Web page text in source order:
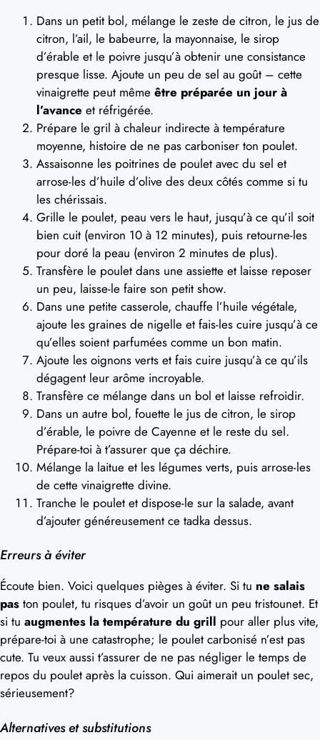
Dans un petit bol, mélange le zeste de citron, le jus de
citron, l’ail, le babeurre, la mayonnaise, le sirop
d’érable et le poivre jusqu’à obtenir une consistance
presque lisse. Ajoute un peu de sel au goût – cette
vinaigrette peut même être préparée un jour à
l’avance et réfrigérée.
Prépare le gril à chaleur indirecte à température
moyenne, histoire de ne pas carboniser ton poulet.
Assaisonne les poitrines de poulet avec du sel et
arrose-les d’huile d’olive des deux côtés comme si tu
les chérissais.
Grille le poulet, peau vers le haut, jusqu’à ce qu’il soit
bien cuit (environ 10 à 12 minutes), puis retourne-les
pour doré la peau (environ 2 minutes de plus).
Transfère le poulet dans une assiette et laisse reposer
un peu, laisse-le faire son petit show.
Dans une petite casserole, chauffe l’huile végétale,
ajoute les graines de nigelle et fais-les cuire jusqu’à ce
qu’elles soient parfumées comme un bon matin.
Ajoute les oignons verts et fais cuire jusqu’à ce qu’ils
dégagent leur arôme incroyable.
Transfère ce mélange dans un bol et laisse refroidir.
Dans un autre bol, fouette le jus de citron, le sirop
d’érable, le poivre de Cayenne et le reste du sel.
Prépare-toi à t’assurer que ça déchire.
Mélange la laitue et les légumes verts, puis arrose-les
de cette vinaigrette divine.
Tranche le poulet et dispose-le sur la salade, avant
d’ajouter généreusement ce tadka dessus.
Erreurs à éviter
Écoute bien. Voici quelques pièges à éviter. Si tu ne salais
pas ton poulet, tu risques d’avoir un goût un peu tristounet. Et
si tu augmentes la température du grill pour aller plus vite,
prépare-toi à une catastrophe; le poulet carbonisé n’est pas
cute. Tu veux aussi t’assurer de ne pas négliger le temps de
repos du poulet après la cuisson. Qui aimerait un poulet sec,
sérieusement?
Alternatives et substitutions